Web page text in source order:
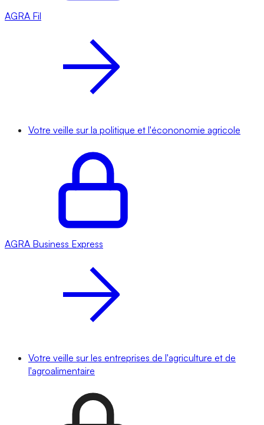
AGRA Fil
Votre veille sur la politique et l'écononomie agricole
AGRA Business Express
Votre veille sur les entreprises de l'agriculture et de
l'agroalimentaire